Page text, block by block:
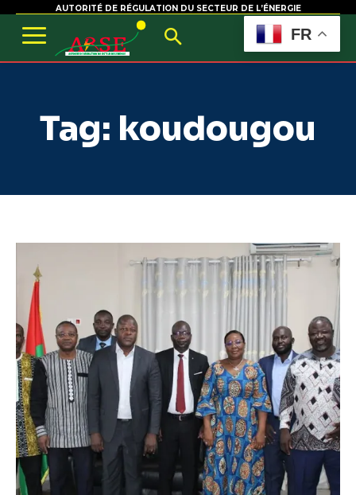
AUTORITÉ DE RÉGULATION DU SECTEUR DE L’ÉNERGIE
Tag: koudougou
FR